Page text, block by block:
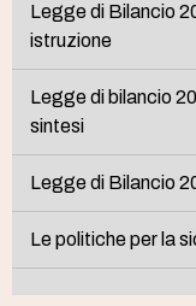
Legge di Bilancio
istruzione
Legge di bilancio
sintesi
Legge di Bilancio
Le politiche per la